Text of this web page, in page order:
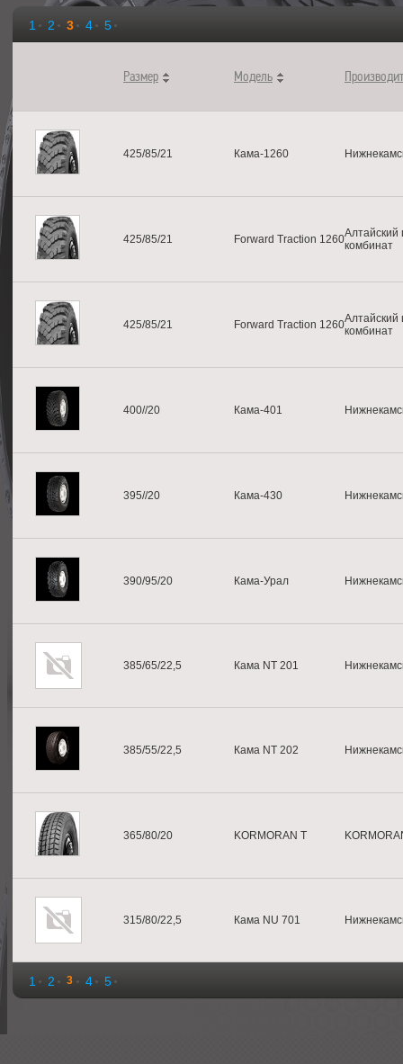
1 2 3 4 5
Размер Модель
425/85/21 Кама-1260
425/85/21 Forward Traction 1260комбинат
425/85/21 Forward Traction 1260комбинат
400//20 Кама-401
395//20 Кама-430
390/95/20 Кама-Урал
385/65/22,5 Кама NT 201
385/55/22,5 Кама NT 202
365/80/20 KORMORAN T
315/80/22,5 Кама NU 701
1 2 3 4 5